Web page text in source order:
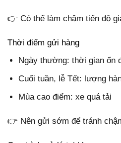
👉 Có thể làm chậm tiến độ
Thời điểm gửi hàng
Ngày thường: thời gian ổn
Cuối tuần, lễ Tết: lượng
Mùa cao điểm: xe quá tải
👉 Nên gửi sớm để tránh